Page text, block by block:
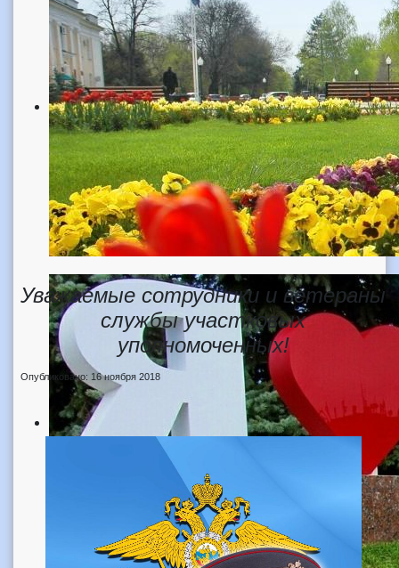
Уважаемые сотрудники и ветераны
службы участковых
уполномоченных!
Опубликовано: 16 ноября 2018